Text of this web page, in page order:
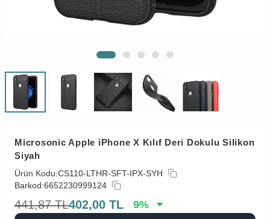
Microsonic Apple iPhone X Kılıf Deri Dokulu Silikon
Siyah
Ürün Kodu:CS110-LTHR-SFT-IPX-SYH
Barkod:6652230999124
441,87 TL402,00 TL 9%